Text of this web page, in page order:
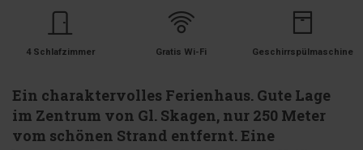
4 Schlafzimmer Gratis Wi-Fi Geschirrspülmaschine
Ein charaktervolles Ferienhaus. Gute Lage
im Zentrum von Gl. Skagen, nur 250 Meter
vom schönen Strand entfernt. Eine